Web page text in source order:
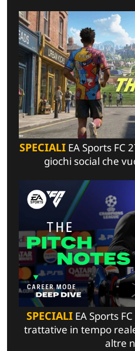
SPECIALIEA Sports FC
giochi social che
SPECIALIEA Sports
trattative in tempo
altre